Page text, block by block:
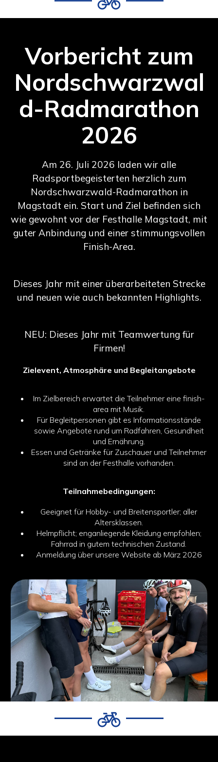
Vorbericht zum
Nordschwarzwal
d-Radmarathon
2026
Am 26. Juli 2026 laden wir alle
Radsportbegeisterten herzlich zum
Nordschwarzwald-Radmarathon in
Magstadt ein. Start und Ziel befinden sich
wie gewohnt vor der Festhalle Magstadt, mit
guter Anbindung und einer stimmungsvollen
Finish-Area.
Dieses Jahr mit einer überarbeiteten Strecke
und neuen wie auch bekannten Highlights.
NEU: Dieses Jahr mit Teamwertung für
Firmen!
Zielevent, Atmosphäre und Begleitangebote
Im Zielbereich erwartet die Teilnehmer eine finish-
area mit Musik.
Für Begleitpersonen gibt es Informationsstände
sowie Angebote rund um Radfahren, Gesundheit
und Ernährung.
Essen und Getränke für Zuschauer und Teilnehmer
sind an der Festhalle vorhanden.
Teilnahmebedingungen:
Geeignet für Hobby- und Breitensportler; aller
Altersklassen.
Helmpflicht; enganliegende Kleidung empfohlen;
Fahrrad in gutem technischen Zustand.
Anmeldung über unsere Website ab März 2026